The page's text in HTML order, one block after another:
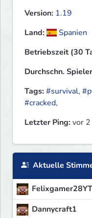
Version: 1.19
Land:
Spanien
Betriebszeit (30
Durchschn.
Tags:#survival,
#cracked,
Letzter Ping:vor
Aktuelle
Felixgamer28YT
Dannycraft1